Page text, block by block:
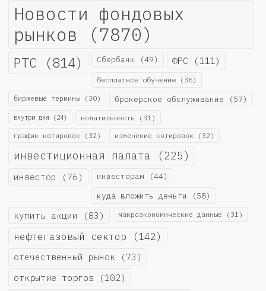
Новости фондовых
рынков (7870)
РТС (814) Сбербанк (49) ФРС (111)
бесплатное обучение (36)
биржевые термины (30) брокерское обслуживание (57)
внутри дня (24) волатильность (31)
график котировок (32) изменение котировок (32)
инвестиционная палата (225)
инвестор (76) инвесторам (44)
куда вложить деньги (58)
купить акции (83) макроэкономические данные (31)
нефтегазовый сектор (142)
отечественный рынок (73)
открытие торгов (102)